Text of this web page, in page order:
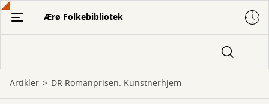
Gå
hovedindhold
Ærø Folkebibliotek
Artikler DR Romanprisen: Kunstnerhjem